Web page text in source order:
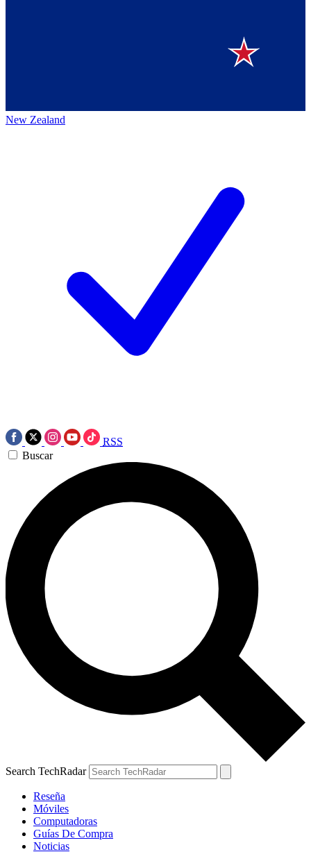
New Zealand
RSS
Buscar
Search TechRadar
Reseña
Móviles
Computadoras
Guías De Compra
Noticias